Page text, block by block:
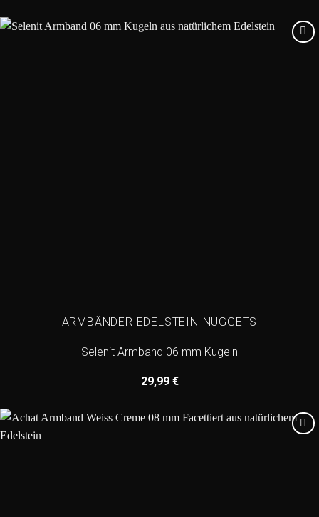
ARMBÄNDER EDELSTEIN-NUGGETS
Selenit Armband 06 mm Kugeln
29,99 €